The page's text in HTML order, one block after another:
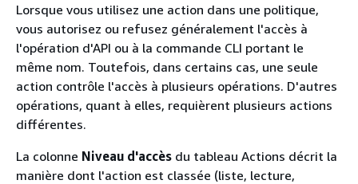
Lorsque vous utilisez une action dans une politique,
vous autorisez ou refusez généralement l'accès à
l'opération d'API ou à la commande CLI portant le
même nom. Toutefois, dans certains cas, une seule
action contrôle l'accès à plusieurs opérations. D'autres
opérations, quant à elles, requièrent plusieurs actions
différentes.
La colonne Niveau d'accès du tableau Actions décrit la
manière dont l'action est classée (liste, lecture,